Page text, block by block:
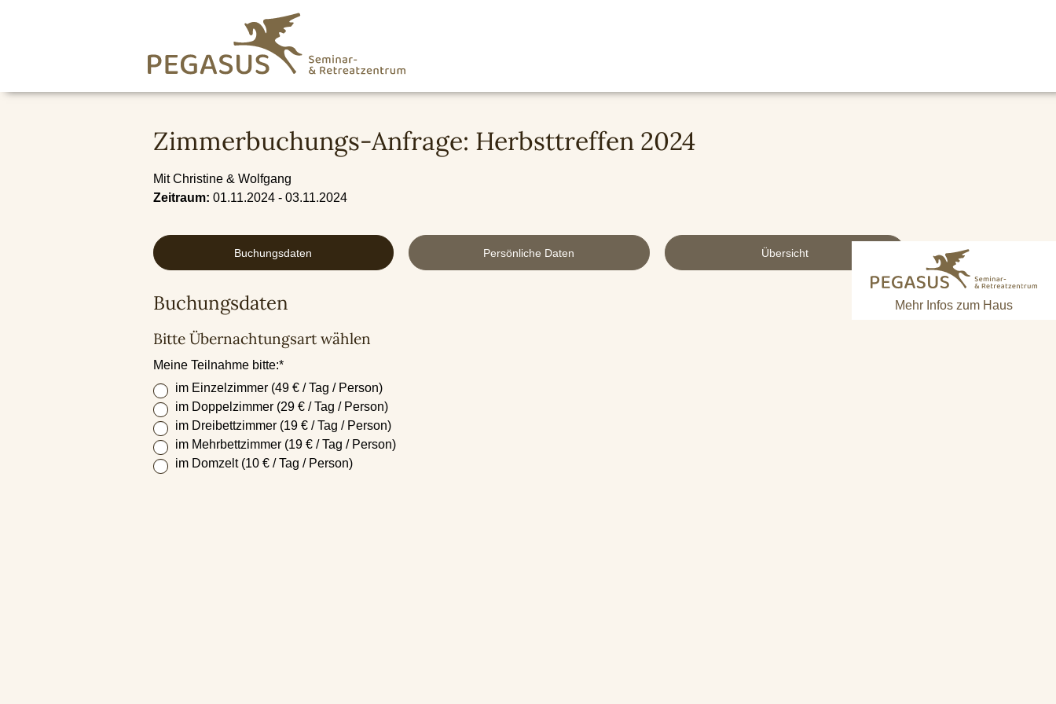
Zimmerbuchungs-Anfrage: Herbsttreffen 2024
Mit Christine & Wolfgang
Zeitraum: 01.11.2024 - 03.11.2024
Buchungsdaten Persönliche Daten Übersicht
Buchungsdaten
Bitte Übernachtungsart wählen
Pflichtfeld
Meine Teilnahme bitte:*
im Einzelzimmer (49 € / Tag / Person)
im Doppelzimmer (29 € / Tag / Person)
im Dreibettzimmer (19 € / Tag / Person)
im Mehrbettzimmer (19 € / Tag / Person)
im Domzelt (10 € / Tag / Person)
Mehr Infos zum Haus